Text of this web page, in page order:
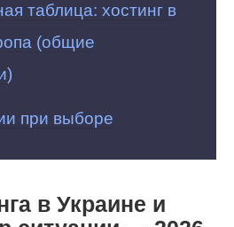
таблица: хостинг в
(общие
при выборе
в Украине и